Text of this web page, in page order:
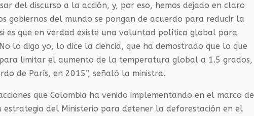
del discurso a la acción, y, por eso, hemos dejado en claro
gobiernos del mundo se pongan de acuerdo para reducir la
es que en verdad existe una voluntad política global para
lo digo yo, lo dice la ciencia, que ha demostrado que lo que
limitar el aumento de la temperatura global a 1.5 grados,
de París, en 2015”, señaló la ministra.
que Colombia ha venido implementando en el marco de
estrategia del Ministerio para detener la deforestación en el